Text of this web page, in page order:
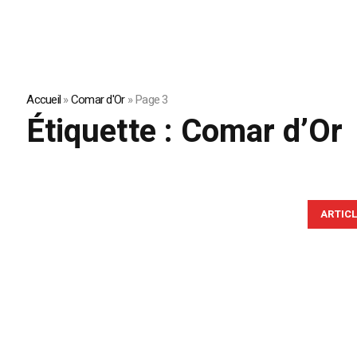
Accueil»Comar d'Or»Page 3
Étiquette : Comar d’Or